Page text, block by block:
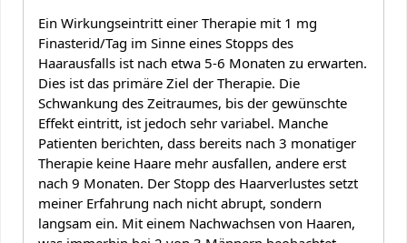
Ein Wirkungseintritt einer Therapie mit 1 mg
Finasterid/Tag im Sinne eines Stopps des
Haarausfalls ist nach etwa 5-6 Monaten zu erwarten.
Dies ist das primäre Ziel der Therapie. Die
Schwankung des Zeitraumes, bis der gewünschte
Effekt eintritt, ist jedoch sehr variabel. Manche
Patienten berichten, dass bereits nach 3 monatiger
Therapie keine Haare mehr ausfallen, andere erst
nach 9 Monaten. Der Stopp des Haarverlustes setzt
meiner Erfahrung nach nicht abrupt, sondern
langsam ein. Mit einem Nachwachsen von Haaren,